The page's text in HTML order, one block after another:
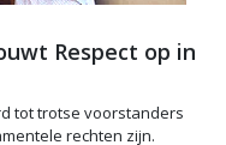
Respect op in
tot trotse voorstanders
rechten zijn.